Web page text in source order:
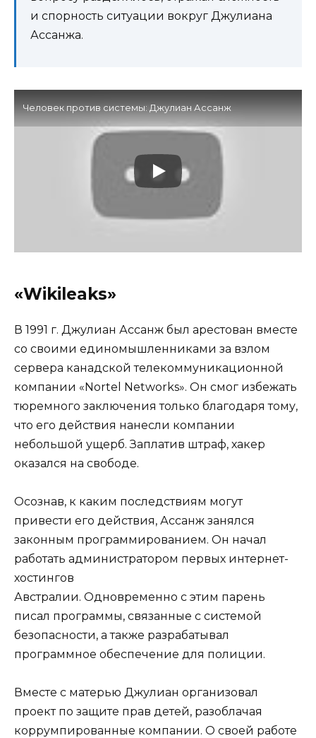
и спорность ситуации вокруг Джулиана
Ассанжа.
Человек против системы: Джулиан Ассанж
«Wikileaks»
В 1991 г. Джулиан Ассанж был арестован вместе
со своими единомышленниками за взлом
сервера канадской телекоммуникационной
компании «Nortel Networks». Он смог избежать
тюремного заключения только благодаря тому,
что его действия нанесли компании
небольшой ущерб. Заплатив штраф, хакер
оказался на свободе.
Осознав, к каким последствиям могут
привести его действия, Ассанж занялся
законным программированием. Он начал
работать администратором первых интернет-
хостингов
Австралии. Одновременно с этим парень
писал программы, связанные с системой
безопасности, а также разрабатывал
программное обеспечение для полиции.
Вместе с матерью Джулиан организовал
проект по защите прав детей, разоблачая
коррумпированные компании. О своей работе